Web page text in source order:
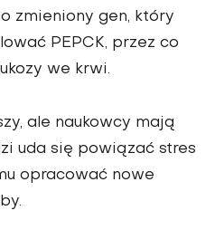
zmieniony gen, który
PEPCK, przez co
we krwi.
ale naukowcy mają
uda się powiązać stres
opracować nowe